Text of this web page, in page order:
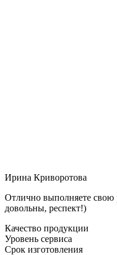
Ирина Криворотова
Отлично выполняете свою
довольны, респект!)
Качество продукции
Уровень сервиса
Срок изготовления